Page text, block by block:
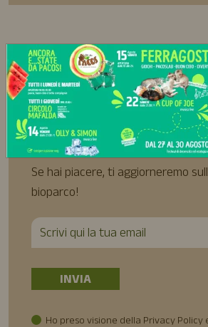
Iscriviti alla
Newsletter
Se hai piacere, ti aggiorneremo
bioparco!
Ho preso visione della Privacy